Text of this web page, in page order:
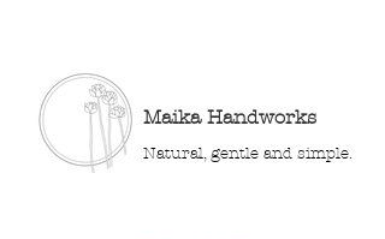
Maika Handworks
Natural, gentle and simple.